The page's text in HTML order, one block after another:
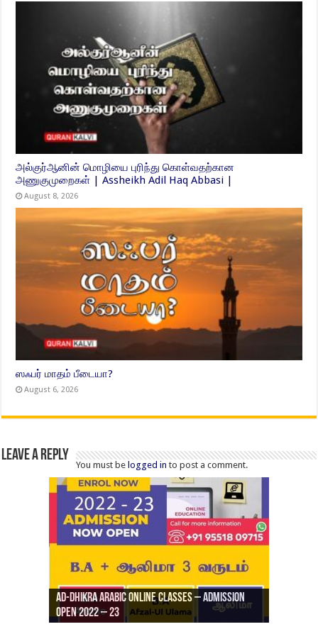
அல்குர்ஆனின் மொழியை புரிந்து கொள்வதற்கான
அணுகுமுறைகள் | Assheikh Adil Haq Abbasi |
August 8, 2026
ஸஃபர் மாதம் பீடையா?
August 6, 2026
Leave a Reply
You must belogged in to post a comment.
Ad-Dhikra Arabic Online Classes – Admission
Open 2022 – 23
Ad-Dhikra Arabic Online Classes – BA Arabic
AD DHIKRA ARABIC COLLEGE ADMISSION
ரியாத் ஜும்ஆ தமிழாக்கம், Jamia Al Hajiri
Masjid (Kuwait Masjid), Malaz, Riyadh